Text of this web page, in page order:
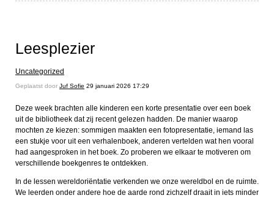
Leesplezier
Uncategorized
Geplaatst door Juf Sofie 29 januari 2026 17:29
Deze week brachten alle kinderen een korte presentatie over een boek
uit de bibliotheek dat zij recent gelezen hadden. De manier waarop
mochten ze kiezen: sommigen maakten een fotopresentatie, iemand las
een stukje voor uit een verhalenboek, anderen vertelden wat hen vooral
had aangesproken in het boek. Zo proberen we elkaar te motiveren om
verschillende boekgenres te ontdekken.
In de lessen wereldoriëntatie verkenden we onze wereldbol en de ruimte.
We leerden onder andere hoe de aarde rond zichzelf draait in iets minder